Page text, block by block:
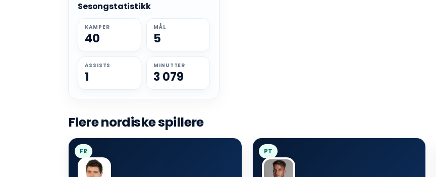
Sesongstatistikk
KAMPER
40
MÅL
5
ASSISTS
1
MINUTTER
3 079
Flere nordiske spillere
FR PT